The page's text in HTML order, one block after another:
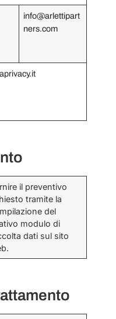
info@arlettipart
ners.com
il preventivo
tramite la
del
modulo di
dati sul sito